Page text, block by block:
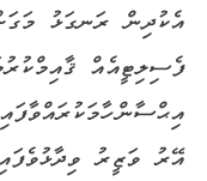
އެކުދިން ރަނގަޅު
ފެސިލިޓީއެއް
އޭރު ވަޒީރު